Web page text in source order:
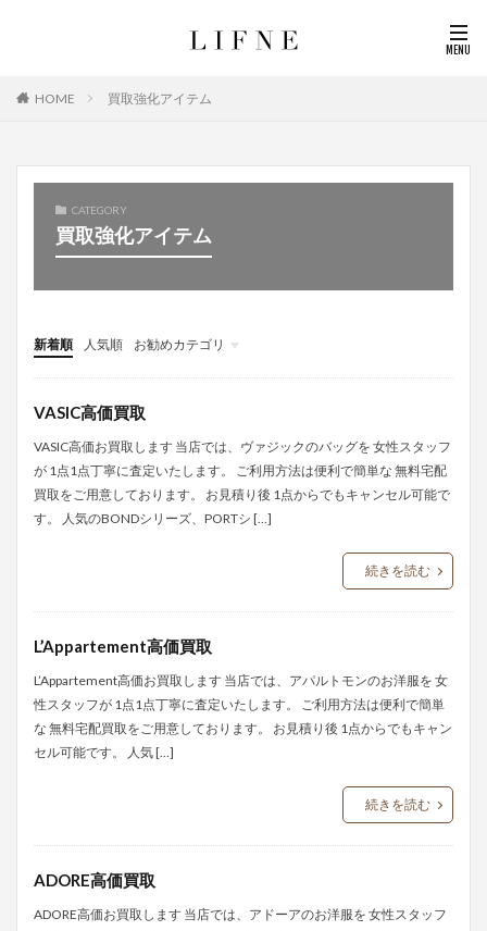
HOME 買取強化アイテム
CATEGORY
買取強化アイテム
新着順 人気順
お勧めカテゴリ
ブランドの成り立ち
VASIC高価買取
VASIC高価お買取します 当店では、ヴァジックのバッグを 女性スタッフ
が 1点1点丁寧に査定いたします。 ご利用方法は便利で簡単な 無料宅配
買取をご用意しております。 お見積り後 1点からでもキャンセル可能で
す。 人気のBONDシリーズ、PORTシ […]
続きを読む
L’Appartement高価買取
L’Appartement高価お買取します 当店では、アパルトモンのお洋服を 女
性スタッフが 1点1点丁寧に査定いたします。 ご利用方法は便利で簡単
な 無料宅配買取をご用意しております。 お見積り後 1点からでもキャン
セル可能です。 人気 […]
続きを読む
ADORE高価買取
ADORE高価お買取します 当店では、アドーアのお洋服を 女性スタッフ